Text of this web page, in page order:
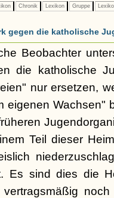
Chronik Lexikon Gruppe
gegen die katholische
Beobachter
die katholische
nur ersetzen,
eigenen Wachsen"
Teil dieser
Es sind dies die